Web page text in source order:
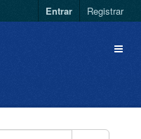
Entrar Registrar